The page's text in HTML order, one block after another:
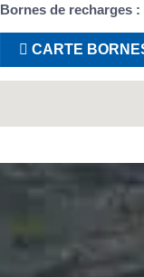
Bornes de recharges :
CARTE